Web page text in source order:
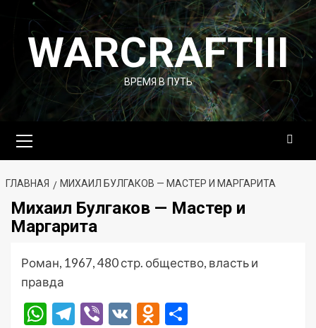
Перейти
содержимому
WARCRAFTIII
ВРЕМЯ В ПУТЬ
меню
ГЛАВНАЯ МИХАИЛ БУЛГАКОВ — МАСТЕР И МАРГАРИТА
Михаил Булгаков — Мастер и
Маргарита
Роман, 1967, 480 стр. общество, власть и
правда
WhatsApp
Telegram
Viber
VK Odnoklassniki